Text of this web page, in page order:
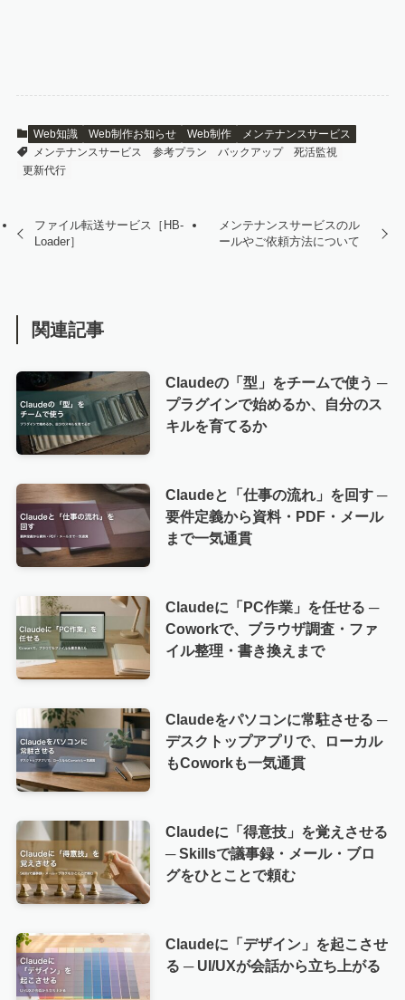
Web知識 Web制作お知らせ Web制作
メンテナンスサービス
メンテナンスサービス
参考プラン バックアップ
死活監視
更新代行
ファイル転送サービス［HB-
Loader］
メンテナンスサービスのル
ールやご依頼方法について
関連記事
Claudeの「型」をチームで使う ─
プラグインで始めるか、自分のス
キルを育てるか
Claudeと「仕事の流れ」を回す ─
要件定義から資料・PDF・メール
まで一気通貫
Claudeに「PC作業」を任せる ─
Coworkで、ブラウザ調査・ファ
イル整理・書き換えまで
Claudeをパソコンに常駐させる ─
デスクトップアプリで、ローカル
もCoworkも一気通貫
Claudeに「得意技」を覚えさせる
─ Skillsで議事録・メール・ブロ
グをひとことで頼む
Claudeに「デザイン」を起こさせ
る ─ UI/UXが会話から立ち上がる